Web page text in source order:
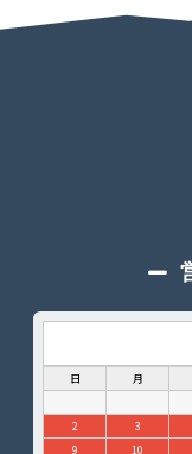
日 月
2
3
9
10